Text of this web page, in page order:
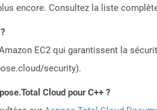
encore. Consultez la liste
EC2 qui garantissent la
security).
Cloud pour C++ ?